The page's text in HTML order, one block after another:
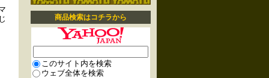
商品検索はコチラから
このサイト内を検索
ウェブ全体を検索